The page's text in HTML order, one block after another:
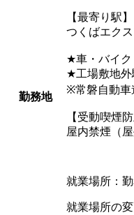
勤務地
【最寄り駅】
つくばエク
★車・バイク
★工場敷地外
※常磐自動車
【受動喫煙防
屋内禁煙（
就業場所：
就業場所の